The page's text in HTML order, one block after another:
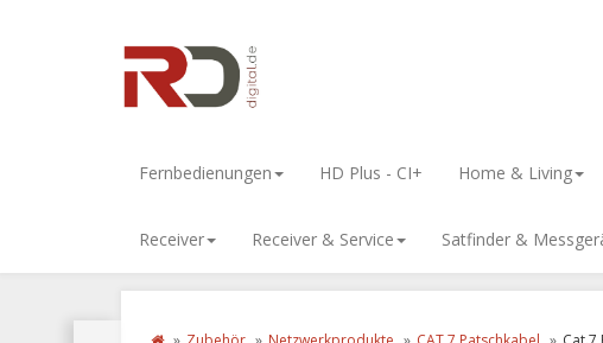
Fernbedienungen HD Plus - CI+ Home & Living
Receiver Receiver & Service Satfinder &